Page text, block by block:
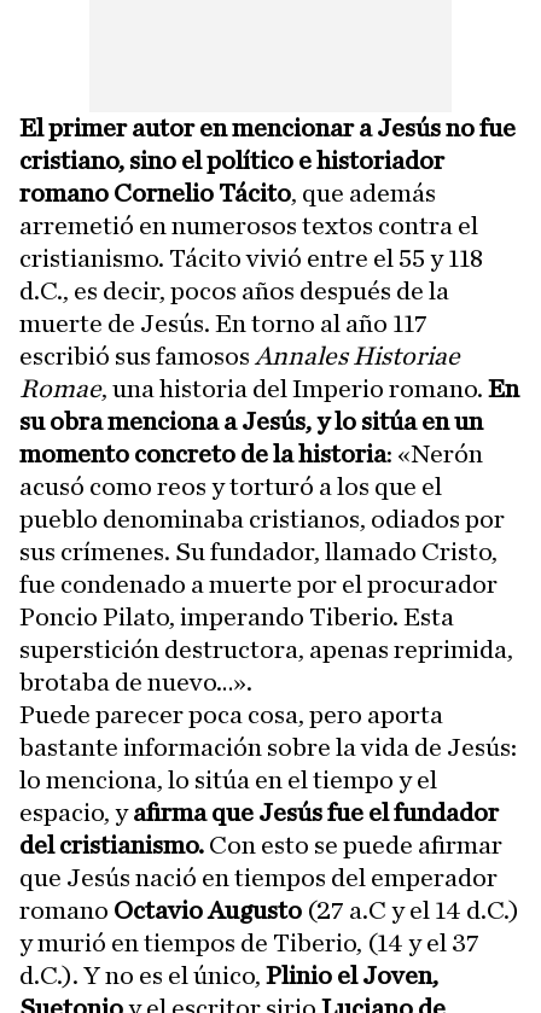
El primer autor en mencionar a Jesús no fue
cristiano, sino el político e historiador
romano Cornelio Tácito, que además
arremetió en numerosos textos contra el
cristianismo. Tácito vivió entre el 55 y 118
d.C., es decir, pocos años después de la
muerte de Jesús. En torno al año 117
escribió sus famosos Annales Historiae
Romae, una historia del Imperio romano. En
su obra menciona a Jesús, y lo sitúa en un
momento concreto de la historia: «Nerón
acusó como reos y torturó a los que el
pueblo denominaba cristianos, odiados por
sus crímenes. Su fundador, llamado Cristo,
fue condenado a muerte por el procurador
Poncio Pilato, imperando Tiberio. Esta
superstición destructora, apenas reprimida,
brotaba de nuevo…».
Puede parecer poca cosa, pero aporta
bastante información sobre la vida de Jesús:
lo menciona, lo sitúa en el tiempo y el
espacio, yafirma que Jesús fue el fundador
del cristianismo. Con esto se puede afirmar
que Jesús nació en tiempos del emperador
romano Octavio Augusto (27 a.C y el 14 d.C.)
y murió en tiempos de Tiberio, (14 y el 37
d.C.). Y no es el único, Plinio el Joven,